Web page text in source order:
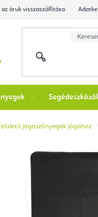
az áruk visszaszállítása
jógaszőnyegek jógához